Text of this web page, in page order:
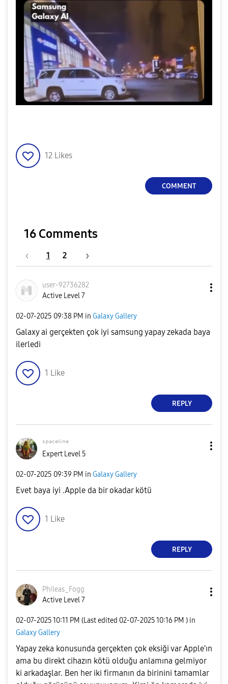
12 Likes
COMMENT
16 Comments
1 2
user-92736282
Active Level 7
‎02-07-2025 09:38 PM in Galaxy Gallery
Galaxy ai gerçekten çok iyi samsung yapay zekada baya
ilerledi
1 Like
REPLY
ˢᵖᵃᶜᵉˡⁱⁿᵉ
Expert Level 5
‎02-07-2025 09:39 PM in Galaxy Gallery
Evet baya iyi .Apple da bir okadar kötü
1 Like
REPLY
Phileas_Fogg
Active Level 7
‎02-07-202510:11 PM (Last edited ‎02-07-202510:16 PM ) in
Galaxy Gallery
Yapay zeka konusunda gerçekten çok eksiği var Apple'ın
ama bu direkt cihazın kötü olduğu anlamına gelmiyor
ki arkadaşlar. Ben her iki firmanın da birinini tamamlar